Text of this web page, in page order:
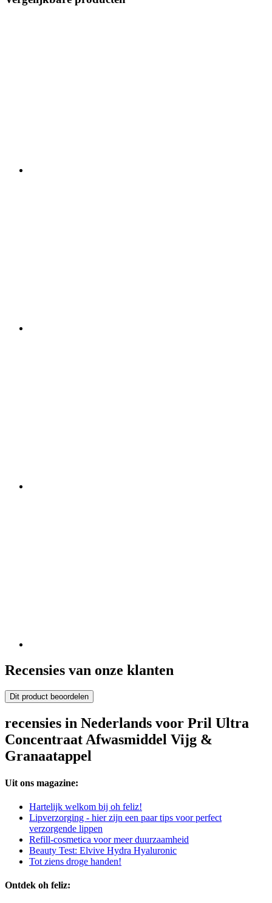
Recensies van onze klanten
Dit product beoordelen
recensies in Nederlands voor Pril Ultra
Concentraat Afwasmiddel Vijg &
Granaatappel
Uit ons magazine:
Hartelijk welkom bij oh feliz!
Lipverzorging - hier zijn een paar tips voor perfect
verzorgende lippen
Refill-cosmetica voor meer duurzaamheid
Beauty Test: Elvive Hydra Hyaluronic
Tot ziens droge handen!
Ontdek oh feliz: